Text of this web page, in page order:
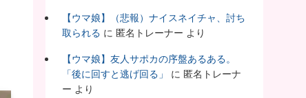
【ウマ娘】（悲報）ナイスネイチャ、討ち
取られる に 匿名トレーナー より
【ウマ娘】友人サポカの序盤あるある。
「後に回すと逃げ回る」
に 匿名トレーナ
ー より